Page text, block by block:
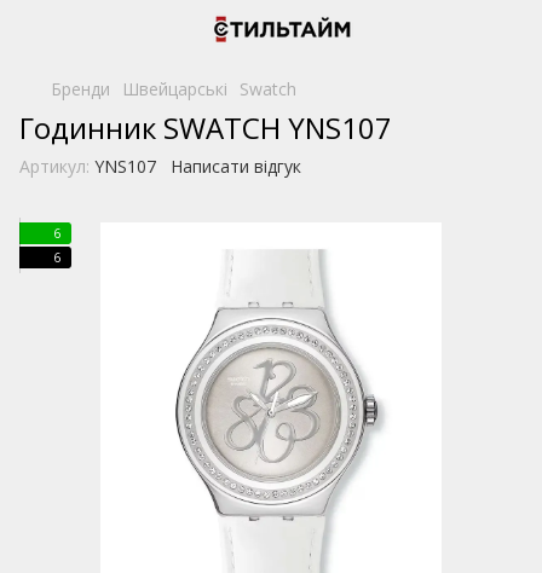
Бренди Швейцарські Swatch
Годинник SWATCH YNS107
Артикул: YNS107 Написати відгук
6
6